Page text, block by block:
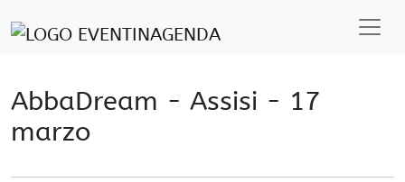
AbbaDream - Assisi - 17
marzo